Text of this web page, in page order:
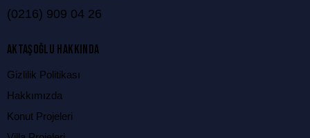
(0216) 909 04 26
AKTAŞOĞLU HAKKINDA
Gizlilik Politikası
Hakkımızda
Konut Projeleri